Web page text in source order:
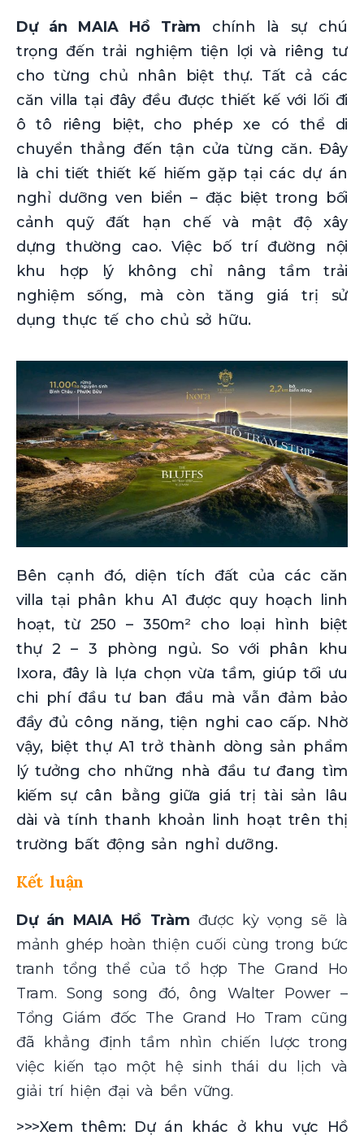
Dự án MAIA Hồ Tràm chính là sự chú
trọng đến trải nghiệm tiện lợi và riêng tư
cho từng chủ nhân biệt thự. Tất cả các
căn villa tại đây đều được thiết kế với lối đi
ô tô riêng biệt, cho phép xe có thể di
chuyển thẳng đến tận cửa từng căn. Đây
là chi tiết thiết kế hiếm gặp tại các dự án
nghỉ dưỡng ven biển – đặc biệt trong bối
cảnh quỹ đất hạn chế và mật độ xây
dựng thường cao. Việc bố trí đường nội
khu hợp lý không chỉ nâng tầm trải
nghiệm sống, mà còn tăng giá trị sử
dụng thực tế cho chủ sở hữu.
Bên cạnh đó, diện tích đất của các căn
villa tại phân khu A1 được quy hoạch linh
hoạt, từ 250 – 350m² cho loại hình biệt
thự 2 – 3 phòng ngủ. So với phân khu
Ixora, đây là lựa chọn vừa tầm, giúp tối ưu
chi phí đầu tư ban đầu mà vẫn đảm bảo
đầy đủ công năng, tiện nghi cao cấp. Nhờ
vậy, biệt thự A1 trở thành dòng sản phẩm
lý tưởng cho những nhà đầu tư đang tìm
kiếm sự cân bằng giữa giá trị tài sản lâu
dài và tính thanh khoản linh hoạt trên thị
trường bất động sản nghỉ dưỡng.
Kết luận
Dự án MAIA Hồ Tràm được kỳ vọng sẽ là
mảnh ghép hoàn thiện cuối cùng trong bức
tranh tổng thể của tổ hợp The Grand Ho
Tram. Song song đó, ông Walter Power –
Tổng Giám đốc The Grand Ho Tram cũng
đã khẳng định tầm nhìn chiến lược trong
việc kiến tạo một hệ sinh thái du lịch và
giải trí hiện đại và bền vững.
>>>Xem thêm: Dự án khác ở khu vực Hồ